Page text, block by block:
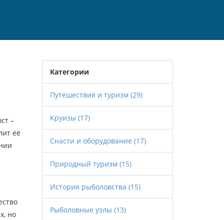
–
её
но
Категории
Путешествия и туризм (29)
Круизы (17)
Снасти и оборудование (17)
Природный туризм (15)
История рыболовства (15)
Рыболовные узлы (13)